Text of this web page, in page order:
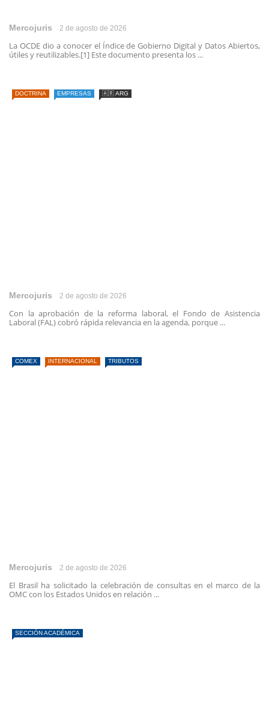
Mercojuris 2 de agosto de 2026
La OCDE dio a conocer el Índice de Gobierno Digital y Datos Abiertos,
útiles y reutilizables.[1] Este documento presenta los ...
DOCTRINA EMPRESAS 🇦🇷 ARG
Mercojuris 2 de agosto de 2026
Con la aprobación de la reforma laboral, el Fondo de Asistencia
Laboral (FAL) cobró rápida relevancia en la agenda, porque ...
COMEX INTERNACIONAL TRIBUTOS
Mercojuris 2 de agosto de 2026
El Brasil ha solicitado la celebración de consultas en el marco de la
OMC con los Estados Unidos en relación ...
SECCIÓN ACADÉMICA